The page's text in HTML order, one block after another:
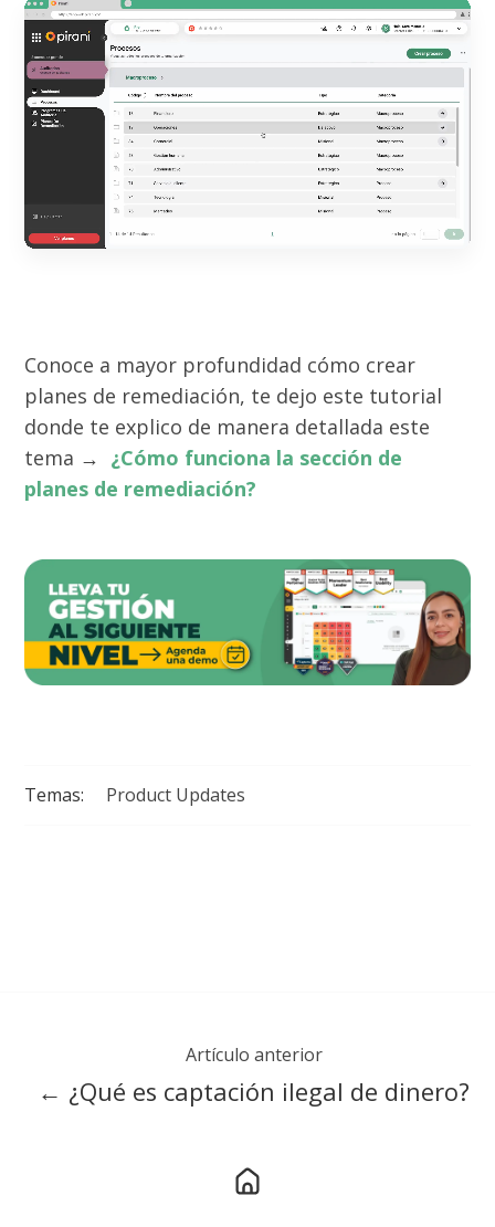
Conoce a mayor profundidad cómo crear
planes de remediación, te dejo este tutorial
donde te explico de manera detallada este
tema → ¿Cómo funciona la sección de
planes de remediación?
Temas: Product Updates
Artículo anterior
← ¿Qué es captación ilegal de dinero?